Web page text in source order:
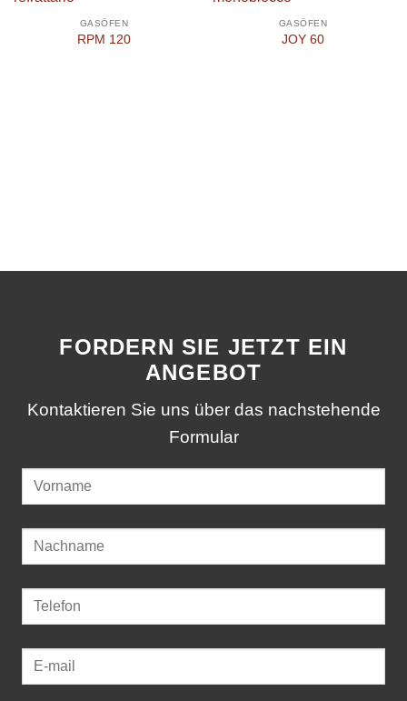
GASÖFEN
RPM 120
GASÖFEN
JOY 60
FORDERN SIE JETZT EIN
ANGEBOT
Kontaktieren Sie uns über das nachstehende
Formular